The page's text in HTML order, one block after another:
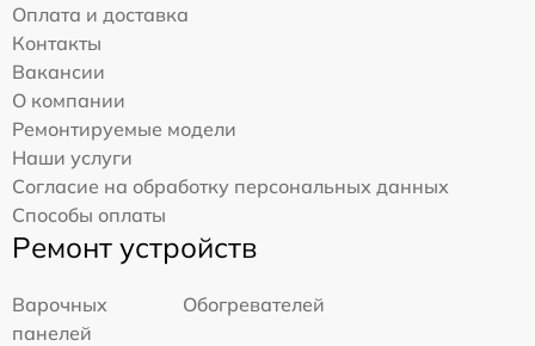
Оплата и доставка
Контакты
Вакансии
О компании
Ремонтируемые модели
Наши услуги
Согласие на обработку персональных данных
Способы оплаты
Ремонт устройств
Варочных
панелей
Обогревателей